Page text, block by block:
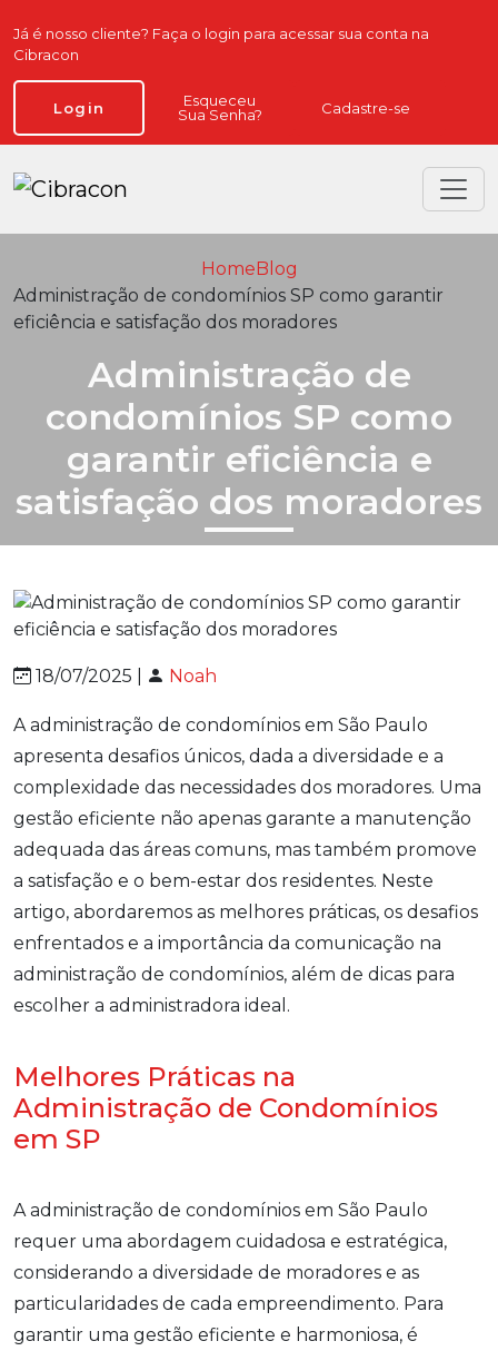
Já é nosso cliente? Faça o login para acessar sua conta na
Cibracon
Login
Esqueceu
Sua Senha?
Cadastre-se
Home Blog
Administração de condomínios SP como garantir
eficiência e satisfação dos moradores
Administração de
condomínios SP como
garantir eficiência e
satisfação dos moradores
18/07/2025 | Noah
A administração de condomínios em São Paulo
apresenta desafios únicos, dada a diversidade e a
complexidade das necessidades dos moradores. Uma
gestão eficiente não apenas garante a manutenção
adequada das áreas comuns, mas também promove
a satisfação e o bem-estar dos residentes. Neste
artigo, abordaremos as melhores práticas, os desafios
enfrentados e a importância da comunicação na
administração de condomínios, além de dicas para
escolher a administradora ideal.
Melhores Práticas na
Administração de Condomínios
em SP
A administração de condomínios em São Paulo
requer uma abordagem cuidadosa e estratégica,
considerando a diversidade de moradores e as
particularidades de cada empreendimento. Para
garantir uma gestão eficiente e harmoniosa, é